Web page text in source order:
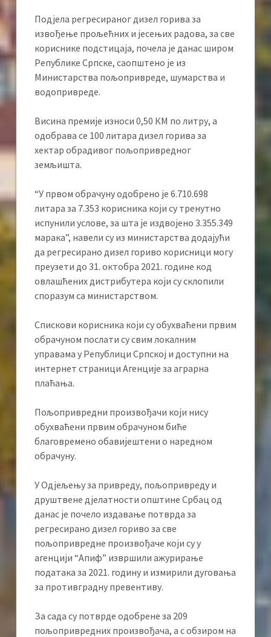
Подјела регресираног дизел горива за
извођење прољећних и јесењих радова, за све
кориснике подстицаја, почела је данас широм
Републике Српске, саопштено је из
Министарства пољопривреде, шумарства и
водопривреде.
Висина премије износи 0,50 КМ по литру, а
одобрава се 100 литара дизел горива за
хектар обрадивог пољопривредног
земљишта.
“У првом обрачуну одобрено је 6.710.698
литара за 7.353 корисника који су тренутно
испунили услове, за шта је издвојено 3.355.349
марака”, навели су из министарства додајући
да регресирано дизел гориво корисници могу
преузети до 31. октобра 2021. године код
овлашћених дистрибутера који су склопили
споразум са министарством.
Спискови корисника који су обухваћени првим
обрачуном послати су свим локалним
управама у Републици Српској и доступни на
интернет страници Агенције за аграрна
плаћања.
Пољопривредни произвођачи који нису
обухваћени првим обрачуном биће
благовремено обавијештени о наредном
обрачуну.
У Одјељењу за привреду, пољопривреду и
друштвене дјелатности општине Србац од
данас је почело издавање потврда за
регресирано дизел гориво за све
пољопривредне произвођаче који су у
агенцији “Апиф” извршили ажурирање
података за 2021. годину и измирили дуговања
за противградну превентиву.
За сада су потврде одобрене за 209
пољопривредних произвођача, а с обзиром на